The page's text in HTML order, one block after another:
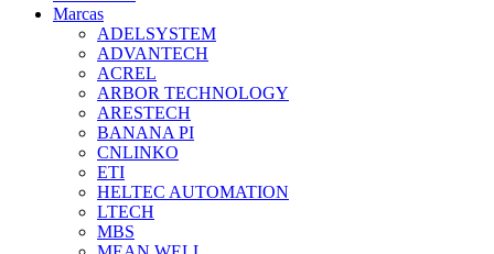
Marcas
ADELSYSTEM
ADVANTECH
ACREL
ARBOR TECHNOLOGY
ARESTECH
BANANA PI
CNLINKO
ETI
HELTEC AUTOMATION
LTECH
MBS